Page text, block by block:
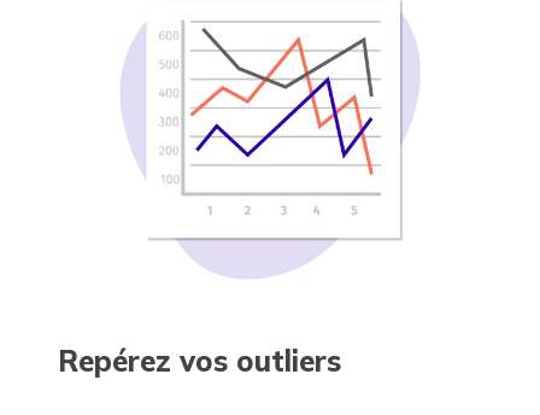
Repérez vos outliers